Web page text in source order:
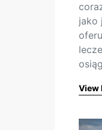
jako
View